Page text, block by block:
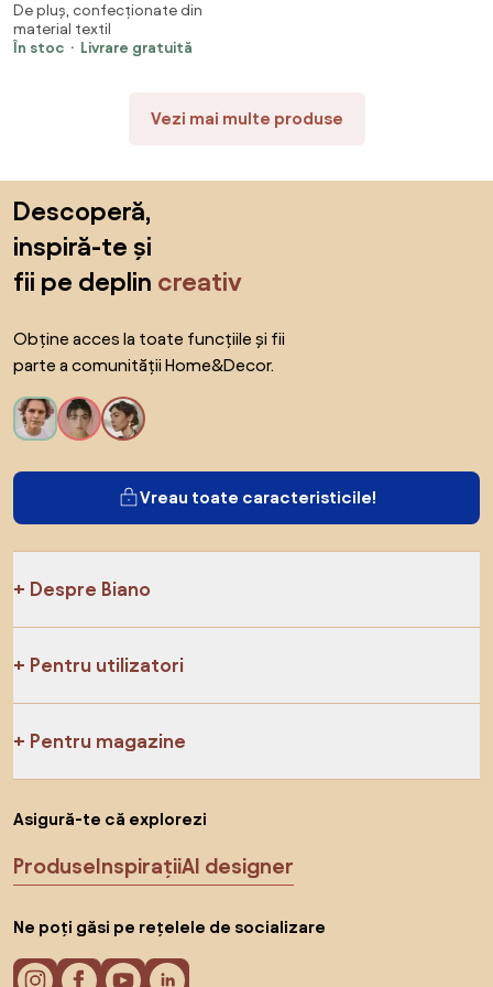
jucărie XXL, alb, 135 cm
De pluș, confecționate din
material textil
În stoc
Livrare gratuită
Vezi mai multe produse
Descoperă,
inspiră-te și
fii pe deplin creativ
Obține acces la toate funcțiile și fii
parte a comunității Home&Decor.
Vreau toate caracteristicile!
Despre Biano
Pentru utilizatori
Pentru magazine
Asigură-te că explorezi
ProduseInspirațiiAI designer
Ne poți găsi pe rețelele de socializare